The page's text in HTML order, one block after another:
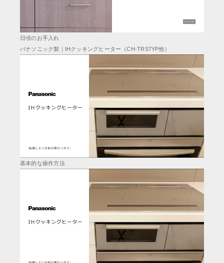
日頃のお手入れ
パナソニック製｜IHクッキングヒーター（CH-TRS7YP他）
基本的な操作方法